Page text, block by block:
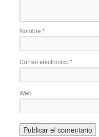
Nombre *
Correo electrónico *
Web